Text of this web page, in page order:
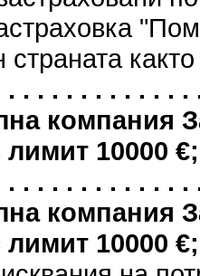
страната
. . . . . . . . . . . .
компания
10000 €;
. . . . . . . . . . . .
компания
10000 €;